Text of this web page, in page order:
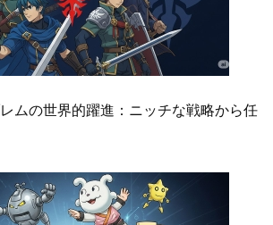
ムの世界的躍進：ニッチな戦略から任